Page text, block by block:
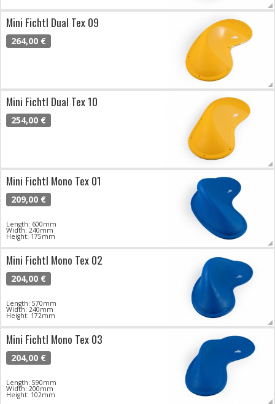
Mini Fichtl Dual Tex 09
264,00 €
Mini Fichtl Dual Tex 10
254,00 €
Mini Fichtl Mono Tex 01
209,00 €
Length: 600mm
Width: 240mm
Height: 175mm
Mini Fichtl Mono Tex 02
204,00 €
Length: 570mm
Width: 240mm
Height: 172mm
Mini Fichtl Mono Tex 03
204,00 €
Length: 590mm
Width: 200mm
Height: 102mm